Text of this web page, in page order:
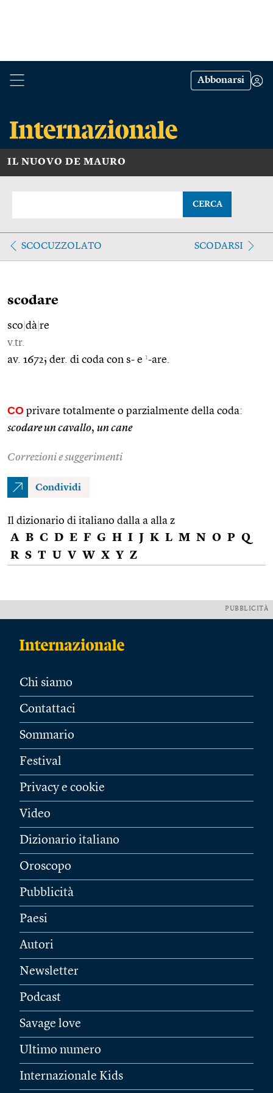
Abbonarsi
IL NUOVO DE MAURO
CERCA
SCOCUZZOLATO SCODARSI
scodare
sco dà re
v.tr.
av. 1672; der. di coda con s- e 1-are.
CO privare totalmente o parzialmente della coda:
scodare un cavallo, un cane
Correzioni e suggerimenti
Condividi
Il dizionario di italiano dalla a alla z
A B C D E F G H I J K L M N O P Q
R S T U V W X Y Z
PUBBLICITÀ
Chi siamo
Contattaci
Sommario
Festival
Privacy e cookie
Video
Dizionario italiano
Oroscopo
Pubblicità
Paesi
Autori
Newsletter
Podcast
Savage love
Ultimo numero
Internazionale Kids